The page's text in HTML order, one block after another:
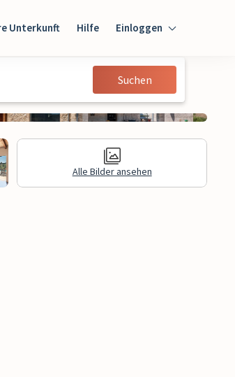
Unterkunft Hilfe Einloggen
Einloggen
Gast
Suchen
Alle Bilder ansehen